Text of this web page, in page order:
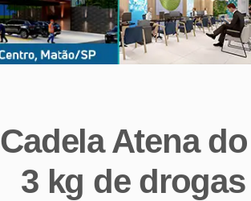
Cadela Atena
3 kg de